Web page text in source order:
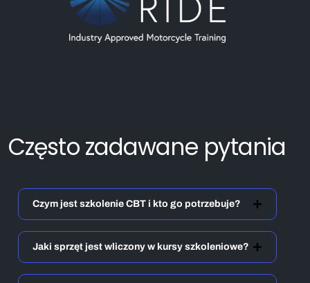
Często zadawane pytania
Czym jest szkolenie CBT i kto go potrzebuje?
Jaki sprzęt jest wliczony w kursy szkoleniowe?